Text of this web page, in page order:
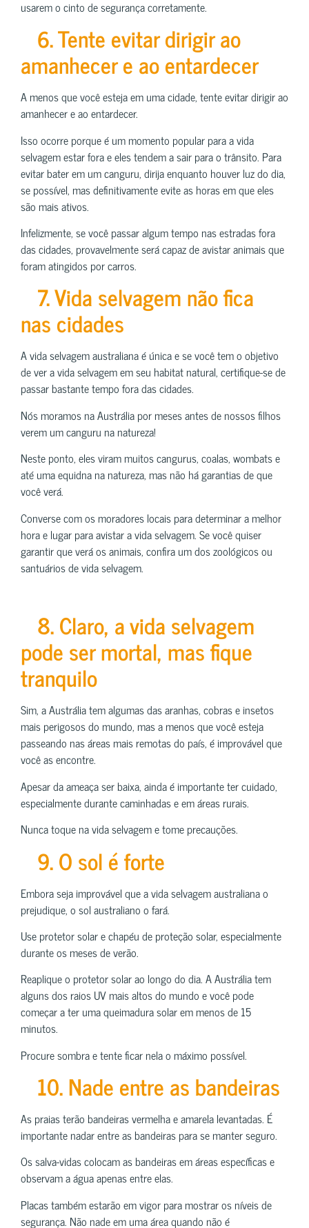
usarem o cinto de segurança corretamente.
6. Tente evitar dirigir ao
amanhecer e ao entardecer
A menos que você esteja em uma cidade, tente evitar dirigir ao
amanhecer e ao entardecer.
Isso ocorre porque é um momento popular para a vida
selvagem estar fora e eles tendem a sair para o trânsito. Para
evitar bater em um canguru, dirija enquanto houver luz do dia,
se possível, mas definitivamente evite as horas em que eles
são mais ativos.
Infelizmente, se você passar algum tempo nas estradas fora
das cidades, provavelmente será capaz de avistar animais que
foram atingidos por carros.
7. Vida selvagem não fica
nas cidades
A vida selvagem australiana é única e se você tem o objetivo
de ver a vida selvagem em seu habitat natural, certifique-se de
passar bastante tempo fora das cidades.
Nós moramos na Austrália por meses antes de nossos filhos
verem um canguru na natureza!
Neste ponto, eles viram muitos cangurus, coalas, wombats e
até uma equidna na natureza, mas não há garantias de que
você verá.
Converse com os moradores locais para determinar a melhor
hora e lugar para avistar a vida selvagem. Se você quiser
garantir que verá os animais, confira um dos zoológicos ou
santuários de vida selvagem.
8. Claro, a vida selvagem
pode ser mortal, mas fique
tranquilo
Sim, a Austrália tem algumas das aranhas, cobras e insetos
mais perigosos do mundo, mas a menos que você esteja
passeando nas áreas mais remotas do país, é improvável que
você as encontre.
Apesar da ameaça ser baixa, ainda é importante ter cuidado,
especialmente durante caminhadas e em áreas rurais.
Nunca toque na vida selvagem e tome precauções.
9. O sol é forte
Embora seja improvável que a vida selvagem australiana o
prejudique, o sol australiano o fará.
Use protetor solar e chapéu de proteção solar, especialmente
durante os meses de verão.
Reaplique o protetor solar ao longo do dia. A Austrália tem
alguns dos raios UV mais altos do mundo e você pode
começar a ter uma queimadura solar em menos de 15
minutos.
Procure sombra e tente ficar nela o máximo possível.
10. Nade entre as bandeiras
As praias terão bandeiras vermelha e amarela levantadas. É
importante nadar entre as bandeiras para se manter seguro.
Os salva-vidas colocam as bandeiras em áreas específicas e
observam a água apenas entre elas.
Placas também estarão em vigor para mostrar os níveis de
segurança. Não nade em uma área quando não é